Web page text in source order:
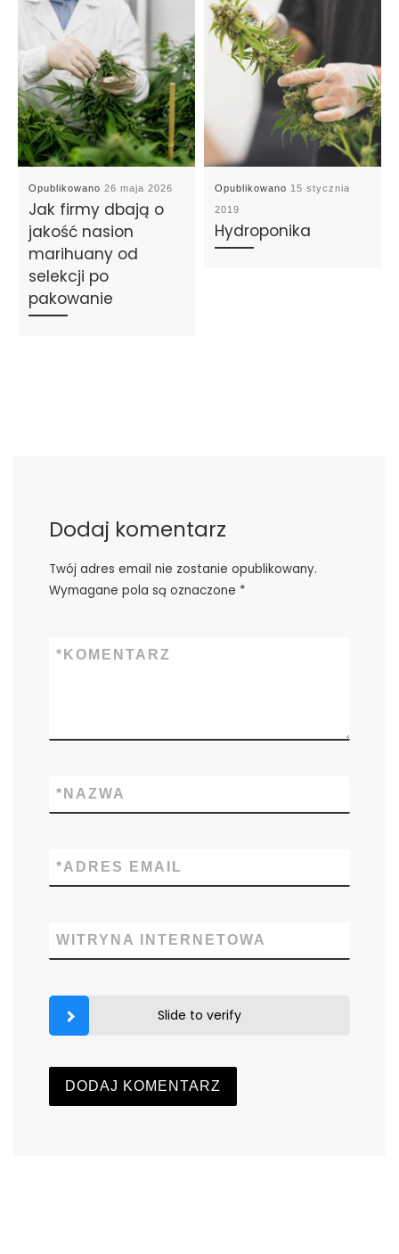
Opublikowano26 maja 2026
Jak firmy dbają o
jakość nasion
marihuany od
selekcji po
pakowanie
Opublikowano 15 stycznia
2019
Hydroponika
Dodaj komentarz
Twój adres email nie zostanie opublikowany.
Wymagane pola są oznaczone *
KOMENTARZ
*
NAZWA
*
ADRES EMAIL
*
WITRYNA INTERNETOWA
Slide to verify